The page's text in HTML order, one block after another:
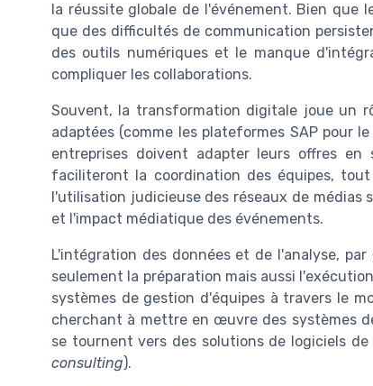
la réussite globale de l'événement. Bien que
que des difficultés de communication
des outils numériques et le manque
compliquer les collaborations.
Souvent, la transformation digitale joue un
adaptées (comme les plateformes SAP pour le
entreprises doivent adapter leurs offres
faciliteront la coordination des équipes,
l'utilisation judicieuse des réseaux de
et l'impact médiatique des événements.
L'intégration des données et de l'analyse, par
seulement la préparation mais aussi
systèmes de gestion d'équipes à travers le
cherchant à mettre en œuvre des systèmes
se tournent vers des solutions de logiciels
consulting).